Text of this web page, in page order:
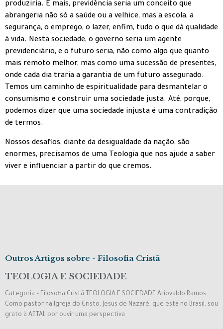
produziria. E mais, previdência seria um conceito que
abrangeria não só a saúde ou a velhice, mas a escola, a
segurança, o emprego, o lazer, enfim, tudo o que dá qualidade
à vida. Nesta sociedade, o governo seria um agente
previdenciário, e o futuro seria, não como algo que quanto
mais remoto melhor, mas como uma sucessão de presentes,
onde cada dia traria a garantia de um futuro assegurado.
Temos um caminho de espiritualidade para desmantelar o
consumismo e construir uma sociedade justa. Até, porque,
podemos dizer que uma sociedade injusta é uma contradição
de termos.
Nossos desafios, diante da desigualdade da nação, são
enormes, precisamos de uma Teologia que nos ajude a saber
viver e influenciar a partir do que cremos.
Outros Artigos sobre - Filosofia Cristã
TEOLOGIA E SOCIEDADE
Categoria – Filosofia Cristã TEOLOGIA E SOCIEDADE Ariovaldo Ramos
Como pastor na Igreja do Cristo, Jesus de Nazaré, que está no Brasil, sou
grato à AETAL por ouvir uma perspectiva